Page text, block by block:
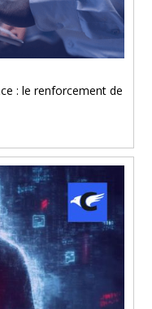
: le renforcement de